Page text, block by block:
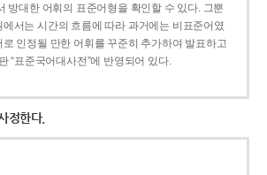
방대한 어휘의 표준어형을 확인할 수 있다. 그뿐
서는 시간의 흐름에 따라 과거에는 비표준어였
인정될 만한 어휘를 꾸준히 추가하여 발표하고
“표준국어대사전”에 반영되어 있다.
정한다.